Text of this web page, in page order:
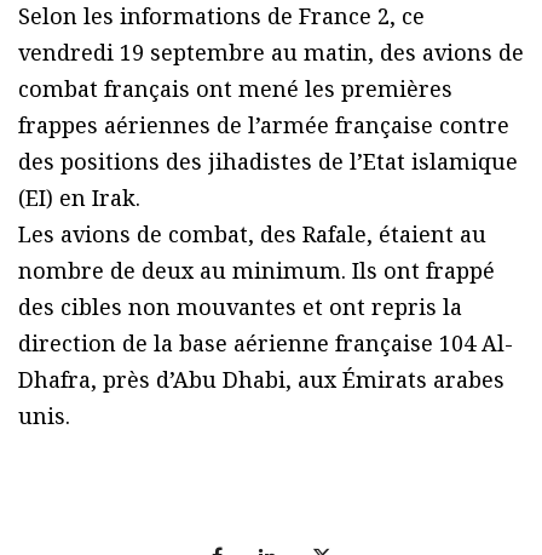
Selon les informations de France 2, ce
vendredi 19 septembre au matin, des avions de
combat français ont mené les premières
frappes aériennes de l’armée française contre
des positions des jihadistes de l’Etat islamique
(EI) en Irak.
Les avions de combat, des Rafale, étaient au
nombre de deux au minimum. Ils ont frappé
des cibles non mouvantes et ont repris la
direction de la base aérienne française 104 Al-
Dhafra, près d’Abu Dhabi, aux Émirats arabes
unis.